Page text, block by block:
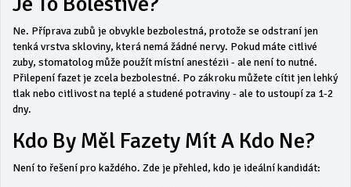
Ne. Příprava zubů je obvykle bezbolestná, protože se odstraní jen
tenká vrstva skloviny, která nemá žádné nervy. Pokud máte citlivé
zuby, stomatolog může použít místní anestézii - ale není to nutné.
Přilepení fazet je zcela bezbolestné. Po zákroku můžete cítit jen lehký
tlak nebo citlivost na teplé a studené potraviny - ale to ustoupí za 1-2
dny.
Kdo By Měl Fazety Mít A Kdo Ne?
Není to řešení pro každého. Zde je přehled, kdo je ideální kandidát: